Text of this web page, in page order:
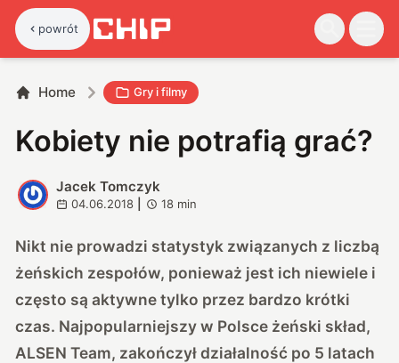
powrót
Home Gry i filmy
Kobiety nie potrafią grać?
J
Jacek Tomczyk
04.06.2018 18 min
Nikt nie prowadzi statystyk związanych z liczbą
żeńskich zespołów, ponieważ jest ich niewiele i
często są aktywne tylko przez bardzo krótki
czas. Najpopularniejszy w Polsce żeński skład,
ALSEN Team, zakończył działalność po 5 latach